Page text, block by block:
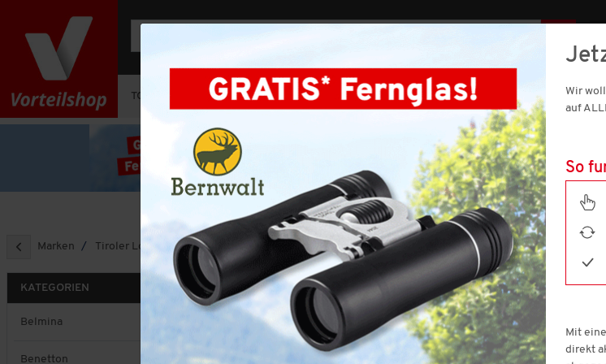
DE
TOP-DEAL OUTFIT-SETS HERREN SCHUHE DAMEN SPORT &
Aktion nur noch1 Tage 2 Stunden 9
Marken Tiroler Loden
KATEGORIEN
Belmina
Benetton
TIROLER LODEN (9 ARTIKEL)
Sortieren nach Filtern nach
Größe Farbe
Wir
auf
So
Mit
direkt